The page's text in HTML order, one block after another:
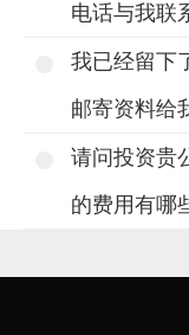
电话与我联
我已经留下
邮寄资料给
请问投资贵
的费用有哪